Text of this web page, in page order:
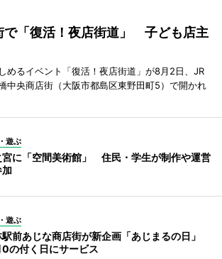
で「復活！夜店街道」 子ども店主
めるイベント「復活！夜店街道」が8月2日、JR
中央商店街（大阪市都島区東野田町5）で開かれ
遊ぶ
宮に「空間美術館」 住民・学生が制作や運営
加
遊ぶ
駅前あじな商店街が新企画「あじまるの日」
0の付く日にサービス